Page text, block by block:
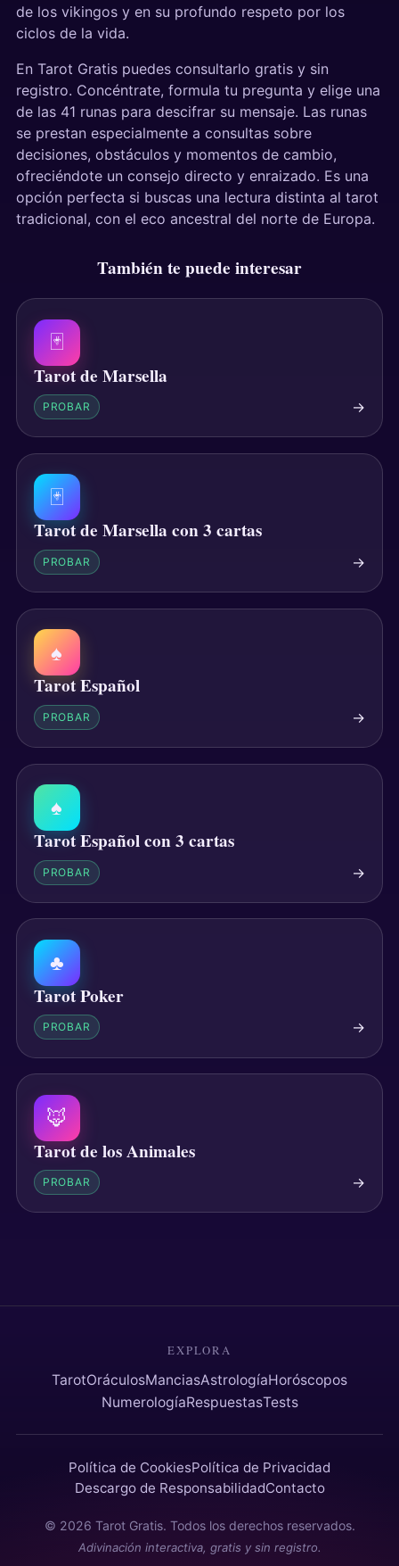
de los vikingos y en su profundo respeto por los
ciclos de la vida.
En Tarot Gratis puedes consultarlo gratis y sin
registro. Concéntrate, formula tu pregunta y elige una
de las 41 runas para descifrar su mensaje. Las runas
se prestan especialmente a consultas sobre
decisiones, obstáculos y momentos de cambio,
ofreciéndote un consejo directo y enraizado. Es una
opción perfecta si buscas una lectura distinta al tarot
tradicional, con el eco ancestral del norte de Europa.
También te puede interesar
🃏
Tarot de Marsella
PROBAR →
🃏
Tarot de Marsella con 3 cartas
PROBAR →
♠
Tarot Español
PROBAR →
♠
Tarot Español con 3 cartas
PROBAR →
♣
Tarot Poker
PROBAR →
🦊
Tarot de los Animales
PROBAR →
EXPLORA
TarotOráculosManciasAstrologíaHoróscopos
NumerologíaRespuestasTests
Política de CookiesPolítica de Privacidad
Descargo de ResponsabilidadContacto
© 2026 Tarot Gratis. Todos los derechos reservados.
Adivinación interactiva, gratis y sin registro.